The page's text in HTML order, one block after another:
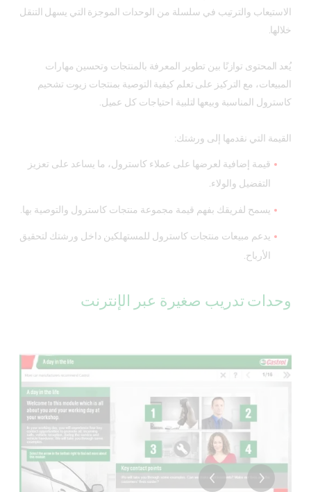
الاستيعاب والترتيب في سلسلة من الوحدات الموجزة التي يسهل التنقل
خلالها.
يُعد المحتوى توازنًا بين تطوير المعرفة بالمنتجات وتحسين مهارات
المبيعات، مع التركيز على تعلم كيفية التوصية بمنتجات زيوت تشحيم
كاسترول المناسبة وبيعها لتلبية احتياجات كل عميل.
القيمة التي نقدمها إلى ورشتك:
قيمة إضافية لعرضها على عملاء كاسترول، ما يساعد على تعزيز
التفضيل والولاء.
يسمح لفريقك بفهم قيمة مجموعة منتجات كاسترول والتوصية بها.
يدعم مبيعات منتجات كاسترول للمستهلكين داخل ورشتك لتحقيق
الأرباح.
وحدات تدريب صغيرة عبر الإنترنت